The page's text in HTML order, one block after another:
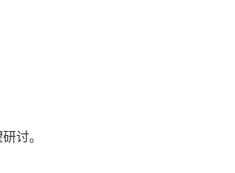
讨。